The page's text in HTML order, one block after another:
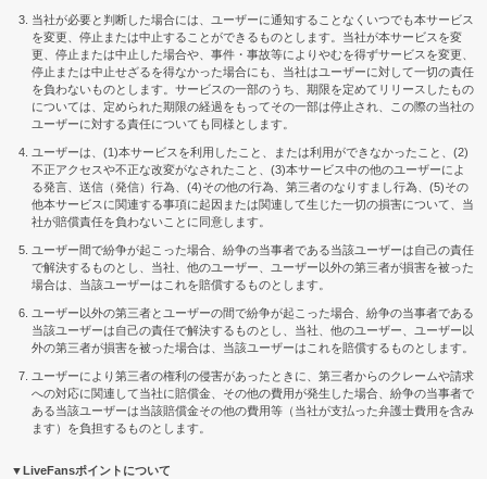
当社が必要と判断した場合には、ユーザーに通知することなくいつでも本サービス
を変更、停止または中止することができるものとします。当社が本サービスを変
更、停止または中止した場合や、事件・事故等によりやむを得ずサービスを変更、
停止または中止せざるを得なかった場合にも、当社はユーザーに対して一切の責任
を負わないものとします。サービスの一部のうち、期限を定めてリリースしたもの
については、定められた期限の経過をもってその一部は停止され、この際の当社の
ユーザーに対する責任についても同様とします。
ユーザーは、(1)本サービスを利用したこと、または利用ができなかったこと、(2)
不正アクセスや不正な改変がなされたこと、(3)本サービス中の他のユーザーによ
る発言、送信（発信）行為、(4)その他の行為、第三者のなりすまし行為、(5)その
他本サービスに関連する事項に起因または関連して生じた一切の損害について、当
社が賠償責任を負わないことに同意します。
ユーザー間で紛争が起こった場合、紛争の当事者である当該ユーザーは自己の責任
で解決するものとし、当社、他のユーザー、ユーザー以外の第三者が損害を被った
場合は、当該ユーザーはこれを賠償するものとします。
ユーザー以外の第三者とユーザーの間で紛争が起こった場合、紛争の当事者である
当該ユーザーは自己の責任で解決するものとし、当社、他のユーザー、ユーザー以
外の第三者が損害を被った場合は、当該ユーザーはこれを賠償するものとします。
ユーザーにより第三者の権利の侵害があったときに、第三者からのクレームや請求
への対応に関連して当社に賠償金、その他の費用が発生した場合、紛争の当事者で
ある当該ユーザーは当該賠償金その他の費用等（当社が支払った弁護士費用を含み
ます）を負担するものとします。
▼LiveFansポイントについて